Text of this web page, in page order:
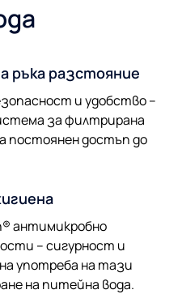
ръка разстояние
и удобство –
за филтрирана
постоянен достъп до
антимикробно
– сигурност и
употреба на тази
на питейна вода.